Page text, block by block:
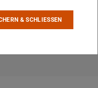
& SCHLIESSEN